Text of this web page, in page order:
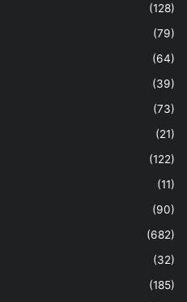
(128)
(79)
(64)
(39)
(73)
(21)
(122)
(11)
(90)
(682)
(32)
(185)